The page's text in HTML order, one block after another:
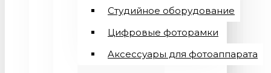
Студийное оборудование
Цифровые фоторамки
Aксессуары для фотоаппарата